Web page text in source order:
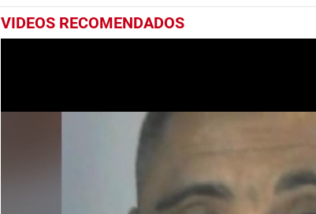
VIDEOS RECOMENDADOS